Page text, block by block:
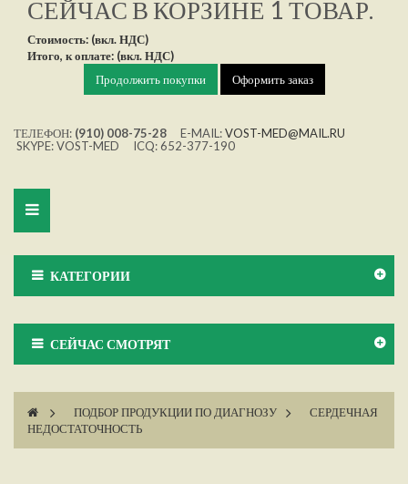
СЕЙЧАС В КОРЗИНЕ 1 ТОВАР.
Стоимость: (вкл. НДС)
Итого, к оплате: (вкл. НДС)
Продолжить покупки
Оформить заказ
ТЕЛЕФОН: (910) 008-75-28 E-MAIL:VOST-MED@MAIL.RU
SKYPE: VOST-MED ICQ: 652-377-190
Toggle
КАТЕГОРИИ
СЕЙЧАС СМОТРЯТ
> ПОДБОР ПРОДУКЦИИ ПО ДИАГНОЗУ >
СЕРДЕЧНАЯ
НЕДОСТАТОЧНОСТЬ